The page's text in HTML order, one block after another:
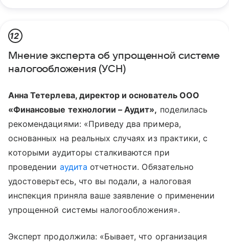
12
Мнение эксперта об упрощенной системе
налогообложения (УСН)
Анна Тетерлева, директор и основатель ООО
«Финансовые технологии – Аудит», поделилась
рекомендациями: «Приведу два примера,
основанных на реальных случаях из практики, с
которыми аудиторы сталкиваются при
проведении аудита отчетности. Обязательно
удостоверьтесь, что вы подали, а налоговая
инспекция приняла ваше заявление о применении
упрощенной системы налогообложения».
Эксперт продолжила: «Бывает, что организация